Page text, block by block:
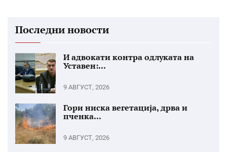
Последни новости
И адвокати контра одлуката на
Уставен:...
9 АВГУСТ, 2026
Гори ниска вегетација, дрва и
пченка...
9 АВГУСТ, 2026